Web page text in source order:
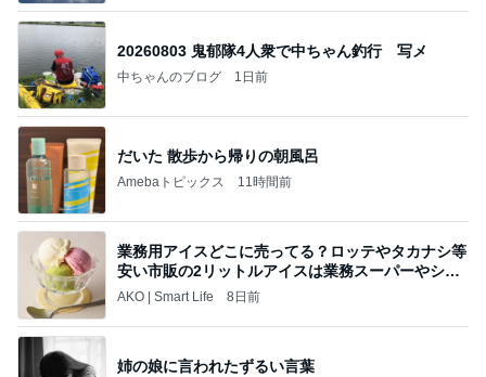
20260803 鬼郁隊4人衆で中ちゃん釣行 写メ
中ちゃんのブログ 1日前
だいた 散歩から帰りの朝風呂
Amebaトピックス 11時間前
業務用アイスどこに売ってる？ロッテやタカナシ等
安い市販の2リットルアイスは業務スーパーやシャ
トレ
AKO | Smart Life 8日前
姉の娘に言われたずるい言葉